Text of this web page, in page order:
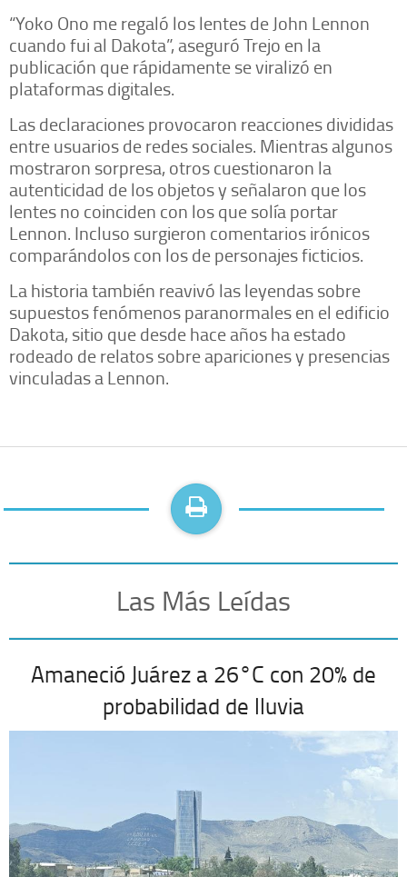
“Yoko Ono me regaló los lentes de John Lennon
cuando fui al Dakota”, aseguró Trejo en la
publicación que rápidamente se viralizó en
plataformas digitales.
Las declaraciones provocaron reacciones divididas
entre usuarios de redes sociales. Mientras algunos
mostraron sorpresa, otros cuestionaron la
autenticidad de los objetos y señalaron que los
lentes no coinciden con los que solía portar
Lennon. Incluso surgieron comentarios irónicos
comparándolos con los de personajes ficticios.
La historia también reavivó las leyendas sobre
supuestos fenómenos paranormales en el edificio
Dakota, sitio que desde hace años ha estado
rodeado de relatos sobre apariciones y presencias
vinculadas a Lennon.
Las Más Leídas
Amaneció Juárez a 26°C con 20% de
probabilidad de lluvia